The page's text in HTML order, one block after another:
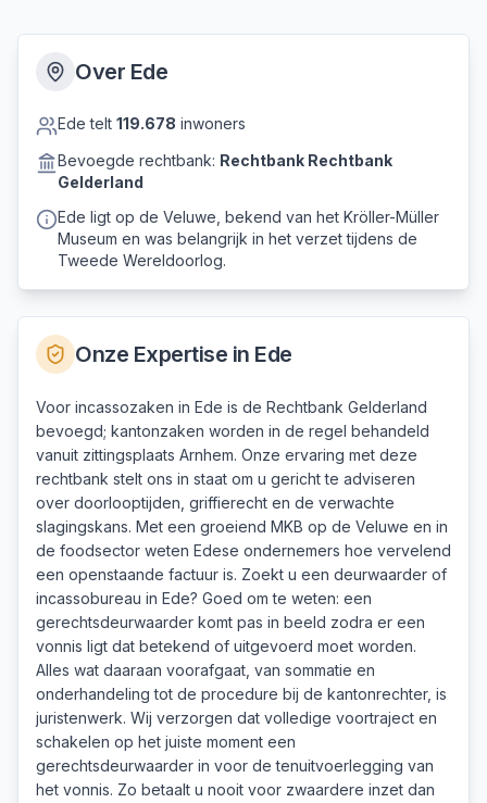
Over Ede
Ede telt 119.678 inwoners
Bevoegde rechtbank: Rechtbank Rechtbank
Gelderland
Ede ligt op de Veluwe, bekend van het Kröller-Müller
Museum en was belangrijk in het verzet tijdens de
Tweede Wereldoorlog.
Onze Expertise in Ede
Voor incassozaken in Ede is de Rechtbank Gelderland
bevoegd; kantonzaken worden in de regel behandeld
vanuit zittingsplaats Arnhem. Onze ervaring met deze
rechtbank stelt ons in staat om u gericht te adviseren
over doorlooptijden, griffierecht en de verwachte
slagingskans. Met een groeiend MKB op de Veluwe en in
de foodsector weten Edese ondernemers hoe vervelend
een openstaande factuur is. Zoekt u een deurwaarder of
incassobureau in Ede? Goed om te weten: een
gerechtsdeurwaarder komt pas in beeld zodra er een
vonnis ligt dat betekend of uitgevoerd moet worden.
Alles wat daaraan voorafgaat, van sommatie en
onderhandeling tot de procedure bij de kantonrechter, is
juristenwerk. Wij verzorgen dat volledige voortraject en
schakelen op het juiste moment een
gerechtsdeurwaarder in voor de tenuitvoerlegging van
het vonnis. Zo betaalt u nooit voor zwaardere inzet dan